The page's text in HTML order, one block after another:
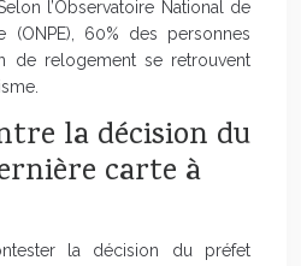
l’Observatoire National de
(ONPE), 60% des personnes
de relogement se retrouvent
la décision du
carte à
la décision du préfet